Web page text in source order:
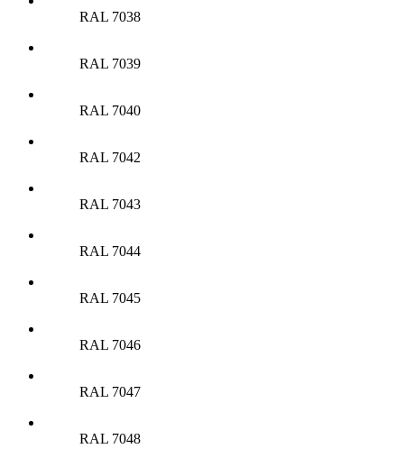
RAL 7038
RAL 7039
RAL 7040
RAL 7042
RAL 7043
RAL 7044
RAL 7045
RAL 7046
RAL 7047
RAL 7048